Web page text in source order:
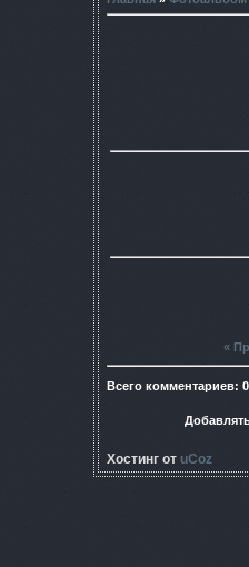
«
Всего комментариев: 0
Хостинг от uCoz